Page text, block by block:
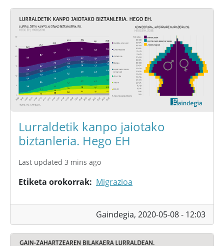
Lurraldetik kanpo jaiotako
biztanleria. Hego EH
Last updated 3 mins ago
Etiketa orokorrak Migrazioa
Gaindegia, 2020-05-08 - 12:03